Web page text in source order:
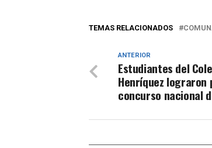
TEMAS RELACIONADOS
ANTERIOR
Estudiantes del
Henríquez
concurso nacional